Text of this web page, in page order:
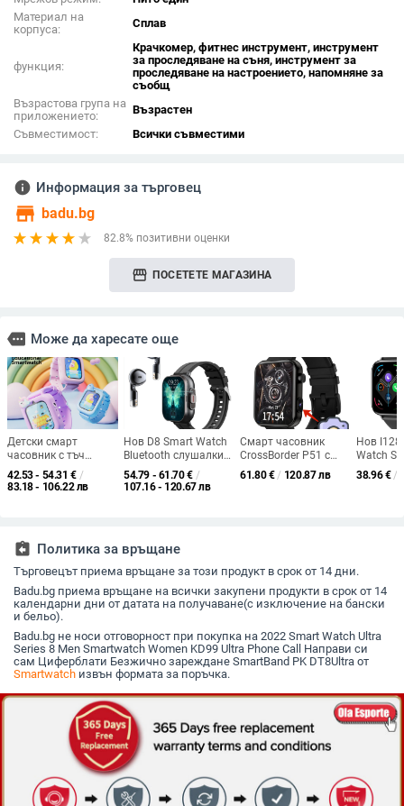
Материал на
корпуса:
Сплав
функция:
Крачкомер, фитнес инструмент, инструмент
за проследяване на съня, инструмент за
проследяване на настроението, напомняне за
съобщ
Възрастова група на
приложението:
Възрастен
Съвместимост:
Всички съвместими
info Информация за търговец
store badu.bg
82.8% позитивни оценки
storefront ПОСЕТЕТЕ МАГАЗИНА
more Може да харесате още
Детски смарт
часовник с тъч
екран, камера за
снимки и
42.53 - 54.31 € /
83.18 - 106.22 лв
Нов D8 Smart Watch
Bluetooth слушалки
2-в-1 2-инчов пълен
екран сензорен
54.79 - 61.70€ /
107.16 - 120.67 лв
Смарт часовник
CrossBorder P51 с
Bluetooth разговори,
камера за снимки,
61.80€ / 120.87 лв
Нов I128
Watch
Pulse
38.96€ /
assignment_return Политика за връщане
Търговецът приема връщане за този продукт в срок от 14 дни.
Badu.bg приема връщане на всички закупени продукти в срок от 14
календарни дни от датата на получаване(с изключение на бански
и бельо).
Badu.bg не носи отговорност при покупка на 2022 Smart Watch Ultra
Series 8 Men Smartwatch Women KD99 Ultra Phone Call Направи си
сам Циферблати Безжично зареждане SmartBand PK DT8Ultra от
Smartwatch извън формата за поръчка.